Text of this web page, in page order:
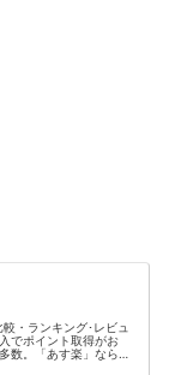
・ランキング･レビュ
でポイント取得がお
数。「あす楽」なら翌